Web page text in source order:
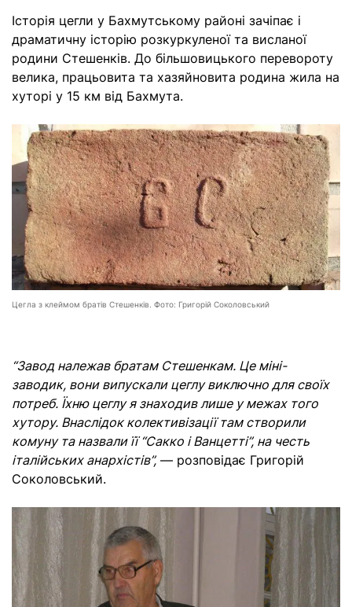
Історія цегли у Бахмутському районі зачіпає і
драматичну історію розкуркуленої та висланої
родини Стешенків. До більшовицького перевороту
велика, працьовита та хазяйновита родина жила на
хуторі у 15 км від Бахмута.
Цегла з клеймом братів Стешенків. Фото: Григорій Соколовський
“Завод належав братам Стешенкам. Це міні-
заводик, вони випускали цеглу виключно для своїх
потреб. Їхню цеглу я знаходив лише у межах того
хутору. Внаслідок колективізації там створили
комуну та назвали її “Сакко і Ванцетті”, на честь
італійських анархістів”, — розповідає Григорій
Соколовський.